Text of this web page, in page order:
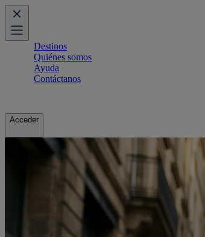
Destinos
Quiénes somos
Ayuda
Contáctanos
Acceder